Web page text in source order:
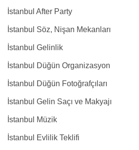
İstanbul After Party
İstanbul Söz, Nişan Mekanları
İstanbul Gelinlik
İstanbul Düğün Organizasyon
İstanbul Düğün Fotoğrafçıları
İstanbul Gelin Saçı ve Makyajı
İstanbul Müzik
İstanbul Evlilik Teklifi